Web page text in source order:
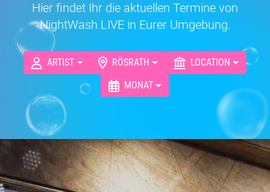
Hier findet Ihr die aktuellen Termine von
NightWash LIVE in Eurer Umgebung.
ARTIST RÖSRATH
LOCATION
MONAT